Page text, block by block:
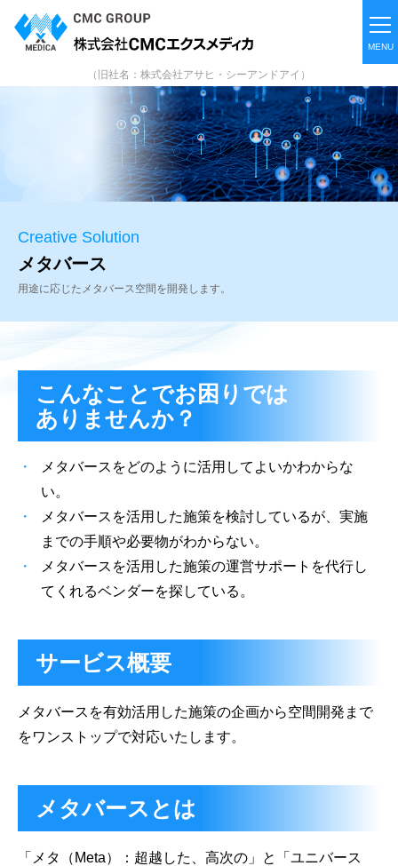
（旧社名：株式会社アサヒ・シーアンドアイ）
Creative Solution
メタバース
用途に応じたメタバース空間を開発します。
こんなことでお困りでは
ありませんか？
メタバースをどのように活用してよいかわからな
い。
メタバースを活用した施策を検討しているが、実施
までの手順や必要物がわからない。
メタバースを活用した施策の運営サポートを代行し
てくれるベンダーを探している。
サービス概要
メタバースを有効活用した施策の企画から空間開発まで
をワンストップで対応いたします。
メタバースとは
「メタ（Meta）：超越した、高次の」と「ユニバース